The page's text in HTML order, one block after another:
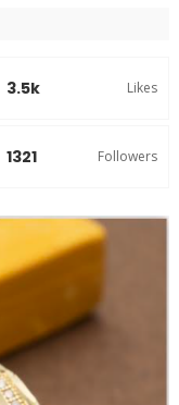
3.5k Likes
1321 Followers